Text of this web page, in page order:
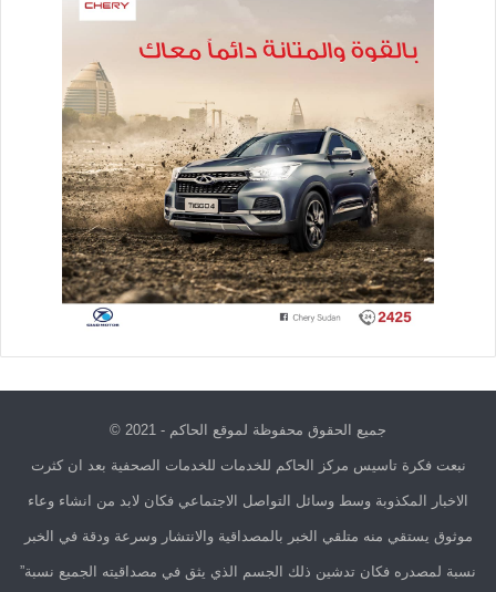
جميع الحقوق محفوظة لموقع الحاكم - 2021 ©
نبعت فكرة تاسيس مركز الحاكم للخدمات للخدمات الصحفية بعد ان كثرت
الاخبار المكذوبة وسط وسائل التواصل الاجتماعي فكان لابد من انشاء وعاء
موثوق يستقي منه متلقي الخبر بالمصداقية والانتشار وسرعة ودقة في الخبر
نسبة لمصدره فكان تدشين ذلك الجسم الذي يثق في مصداقيته الجميع نسبة”